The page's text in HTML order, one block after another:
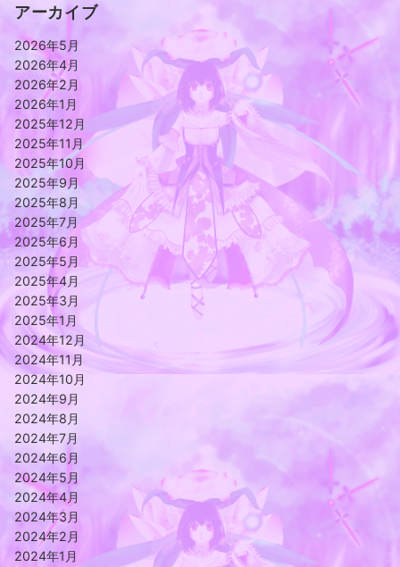
アーカイブ
2026年5月
2026年4月
2026年2月
2026年1月
2025年12月
2025年11月
2025年10月
2025年9月
2025年8月
2025年7月
2025年6月
2025年5月
2025年4月
2025年3月
2025年1月
2024年12月
2024年11月
2024年10月
2024年9月
2024年8月
2024年7月
2024年6月
2024年5月
2024年4月
2024年3月
2024年2月
2024年1月